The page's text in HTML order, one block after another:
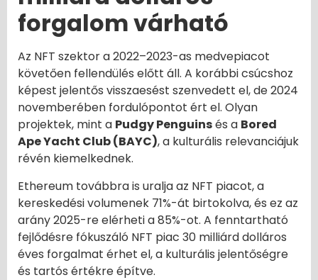
forgalom várható
Az NFT szektor a 2022–2023-as medvepiacot
követően fellendülés előtt áll. A korábbi csúcshoz
képest jelentős visszaesést szenvedett el, de 2024
novemberében fordulópontot ért el. Olyan
projektek, mint a Pudgy Penguinsés a Bored
Ape Yacht Club (BAYC), a kulturális relevanciájuk
révén kiemelkednek.
Ethereum továbbra is uralja az NFT piacot, a
kereskedési volumenek 71%-át birtokolva, és ez az
arány 2025-re elérheti a 85%-ot. A fenntartható
fejlődésre fókuszáló NFT piac 30 milliárd dolláros
éves forgalmat érhet el, a kulturális jelentőségre
és tartós értékre építve.